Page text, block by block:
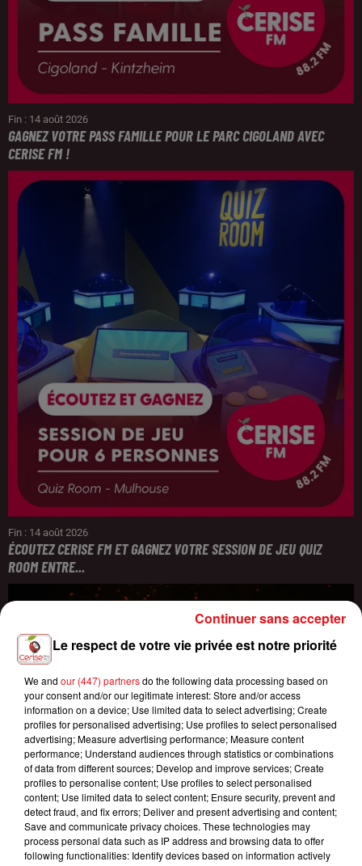
Fin : 14 août 2026
GAGNEZ VOTRE PASS FAMILLE POUR LE PARC CIGOLAND AVEC
CERISE FM !
Fin : 14 août 2026
ÉCOUTEZ CERISE FM ET GAGNEZ VOTRE SESSION DE JEU QUIZ
ROOM ENTRE...
Le respect de votre vie privée est notre priorité
We and our (447) partnersdo the following data processing based on
your consent and/or our legitimate interest: Store and/or access
information on a device; Use limited data to select advertising; Create
profiles for personalised advertising; Use profiles to select personalised
advertising; Measure advertising performance; Measure content
performance; Understand audiences through statistics or combinations
of data from different sources; Develop and improve services; Create
profiles to personalise content; Use profiles to select personalised
content; Use limited data to select content; Ensure security, prevent and
detect fraud, and fix errors; Deliver and present advertising and content;
Save and communicate privacy choices. These technologies may
process personal data such as IP address and browsing data to offer
following functionalities: Identify devices based on information actively
Continuer sans accepter